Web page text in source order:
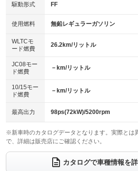
USB入力端子
：装備なし
100V電源
：装備なし
センターデフロック
：装備なし
電動格納ミラー
：装備なし
HID(キセノンライト)
：装備なし
バックカメラ
：装備あり
エアロ
：装備なし
：装備なし
パワーシート
ベンチシート
：装備なし
チップアップシート
：装備なし
：装備なし ：装
ウォークスルー
：装備なし
電動リアゲート フロ
：装
駆動形式 FF
使用燃料 無鉛レギュラーガソリン
WLTCモ
ード燃費
26.2km/リットル
JC08モー
ド燃費
－km/リットル
10/15モー
ド燃費
－km/リットル
最高出力 98ps(72kW)/5200rpm
※新車時のカタログデータとなります。実際とは
で、詳細は販売店にご確認ください。
カタログで車種情報を